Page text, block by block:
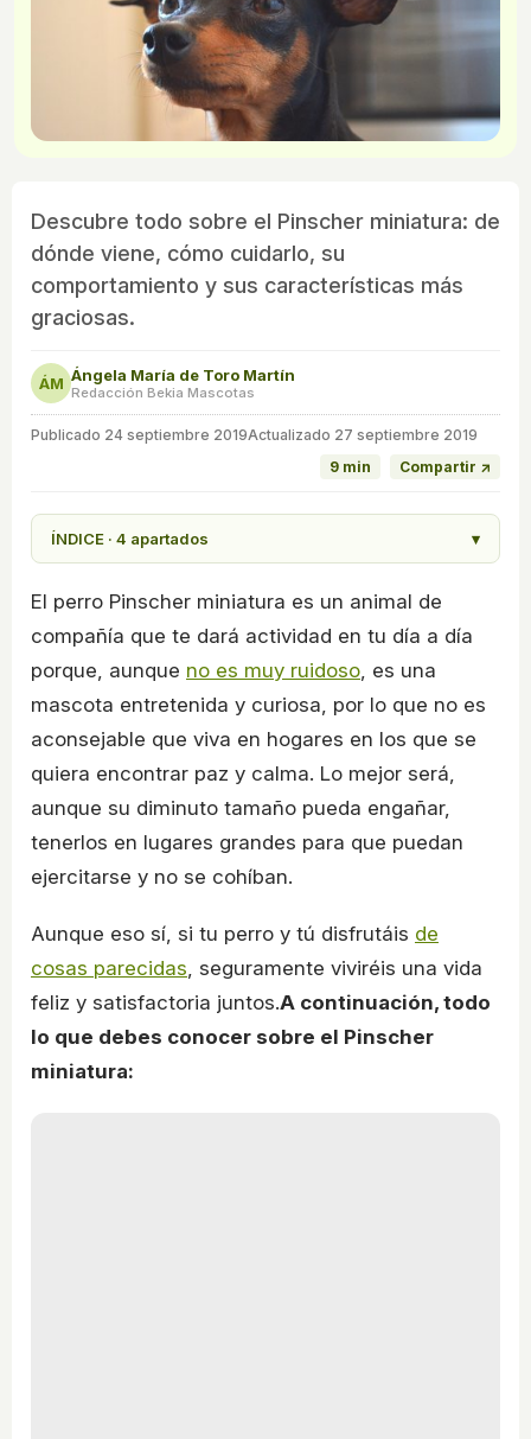
Descubre todo sobre el Pinscher miniatura: de
dónde viene, cómo cuidarlo, su
comportamiento y sus características más
graciosas.
ÁM Ángela María de Toro Martín
Redacción Bekia Mascotas
Publicado 24 septiembre 2019Actualizado 27 septiembre 2019
9 min
Compartir ↗
ÍNDICE · 4 apartados ▾
El perro Pinscher miniatura es un animal de
compañía que te dará actividad en tu día a día
porque, aunque no es muy ruidoso, es una
mascota entretenida y curiosa, por lo que no es
aconsejable que viva en hogares en los que se
quiera encontrar paz y calma. Lo mejor será,
aunque su diminuto tamaño pueda engañar,
tenerlos en lugares grandes para que puedan
ejercitarse y no se cohíban.
Aunque eso sí, si tu perro y tú disfrutáis de
cosas parecidas, seguramente viviréis una vida
feliz y satisfactoria juntos.A continuación, todo
lo que debes conocer sobre el Pinscher
miniatura: